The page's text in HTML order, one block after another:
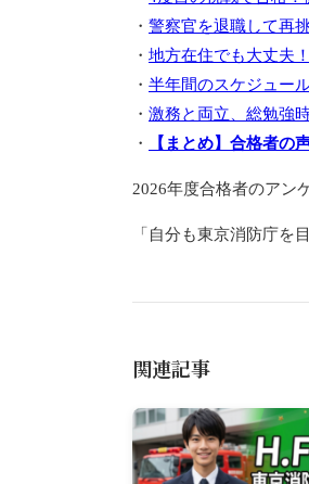
・ 警察官を退職して再
・ 地方在住でも大丈夫
・ 半年間のスケジュー
・ 激務と両立、総勉強
・
【まとめ】合格者の
2026年度合格者のアン
「自分も東京消防庁を
関連記事